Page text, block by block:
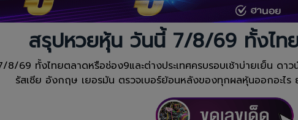
สรุปหวยหุ้น วันนี้ 7/8/69 ทั้งไทย
69 ทั้งไทยตลาดหรือช่อง9และต่างประเทศครบรอบเช้าบ่ายเย็น ดา
รัสเซีย อังกฤษ เยอรมัน ตรวจเบอร์ย้อนหลังของทุกผลหุ้นออกอะไร